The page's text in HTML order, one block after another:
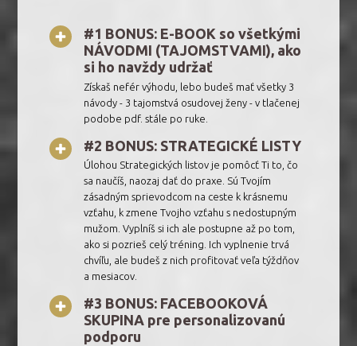
#1 BONUS: E-BOOK so všetkými
NÁVODMI (TAJOMSTVAMI), ako
si ho navždy udržať
Získaš nefér výhodu, lebo budeš mať všetky 3
návody - 3 tajomstvá osudovej ženy - v tlačenej
podobe pdf. stále po ruke.
#2 BONUS: STRATEGICKÉ LISTY
Úlohou Strategických listov je pomôcť Ti to, čo
sa naučíš, naozaj dať do praxe. Sú Tvojím
zásadným sprievodcom na ceste k krásnemu
vzťahu, k zmene Tvojho vzťahu s nedostupným
mužom. Vyplníš si ich ale postupne až po tom,
ako si pozrieš celý tréning. Ich vyplnenie trvá
chvíľu, ale budeš z nich profitovať veľa týždňov
a mesiacov.
#3 BONUS: FACEBOOKOVÁ
SKUPINA pre personalizovanú
podporu